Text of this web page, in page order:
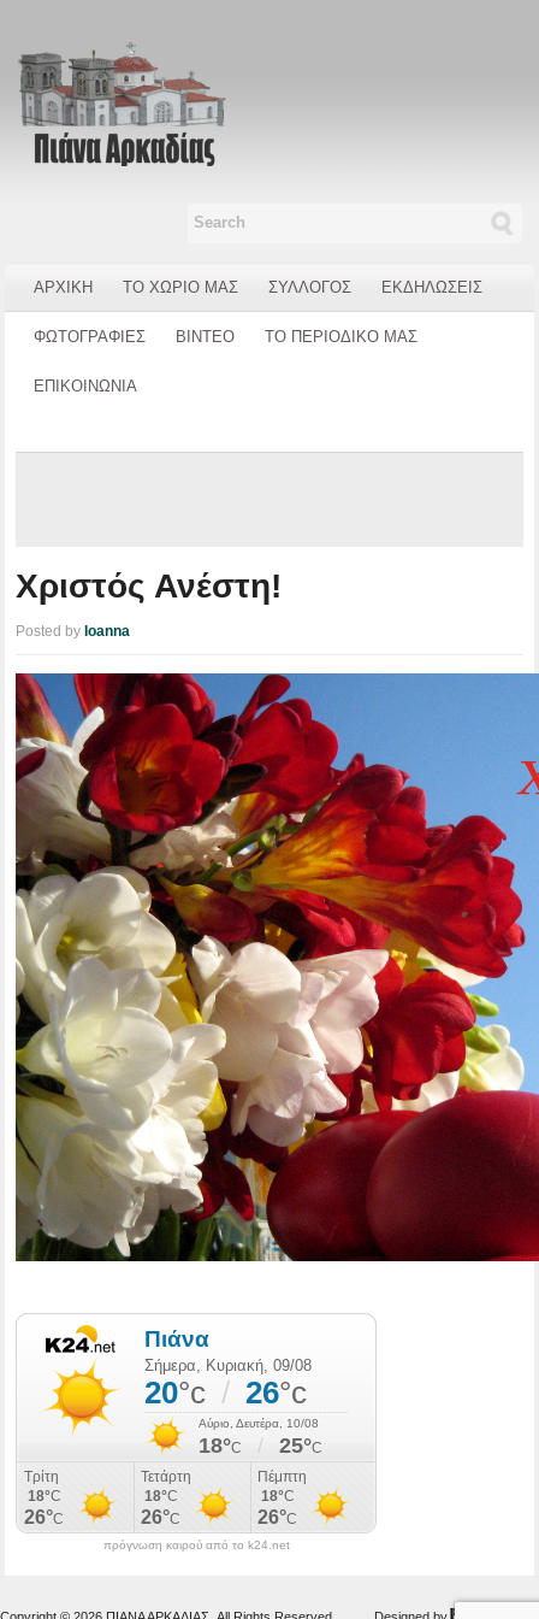
ΑΡΧΙΚΗ ΤΟ ΧΩΡΙΟ ΜΑΣ ΣΥΛΛΟΓΟΣ ΕΚΔΗΛΩΣΕΙΣ
ΦΩΤΟΓΡΑΦΙΕΣ ΒΙΝΤΕΟ ΤΟ ΠΕΡΙΟΔΙΚΟ ΜΑΣ
ΕΠΙΚΟΙΝΩΝΙΑ
Χριστός Ανέστη!
Posted by Ioanna
πρόγνωση καιρού από το k24.net
Copyright © 2026 ΠΙΑΝΑ ΑΡΚΑΔΙΑΣ. All Rights Reserved. Designed by